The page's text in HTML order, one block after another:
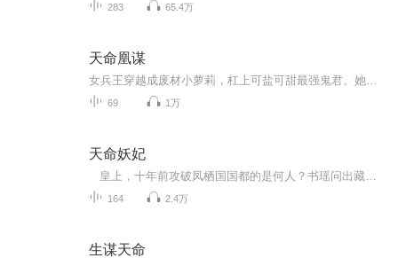
283 65.4万
天命凰谋
69 1万
天命妖妃
164 2.4万
生谋天命